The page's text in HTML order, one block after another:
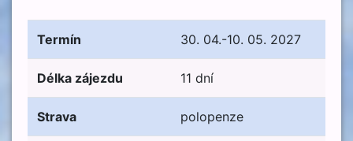
Termín 30. 04.-10. 05. 2027
Délka zájezdu 11 dní
Strava polopenze